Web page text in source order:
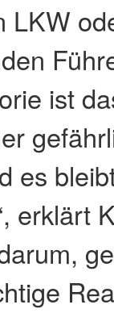
LKW
ist
es
erklärt